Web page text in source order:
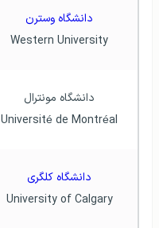
دانشگاه وسترن
Western University
دانشگاه مونترال
Université de Montréal
دانشگاه کلگری
University of Calgary